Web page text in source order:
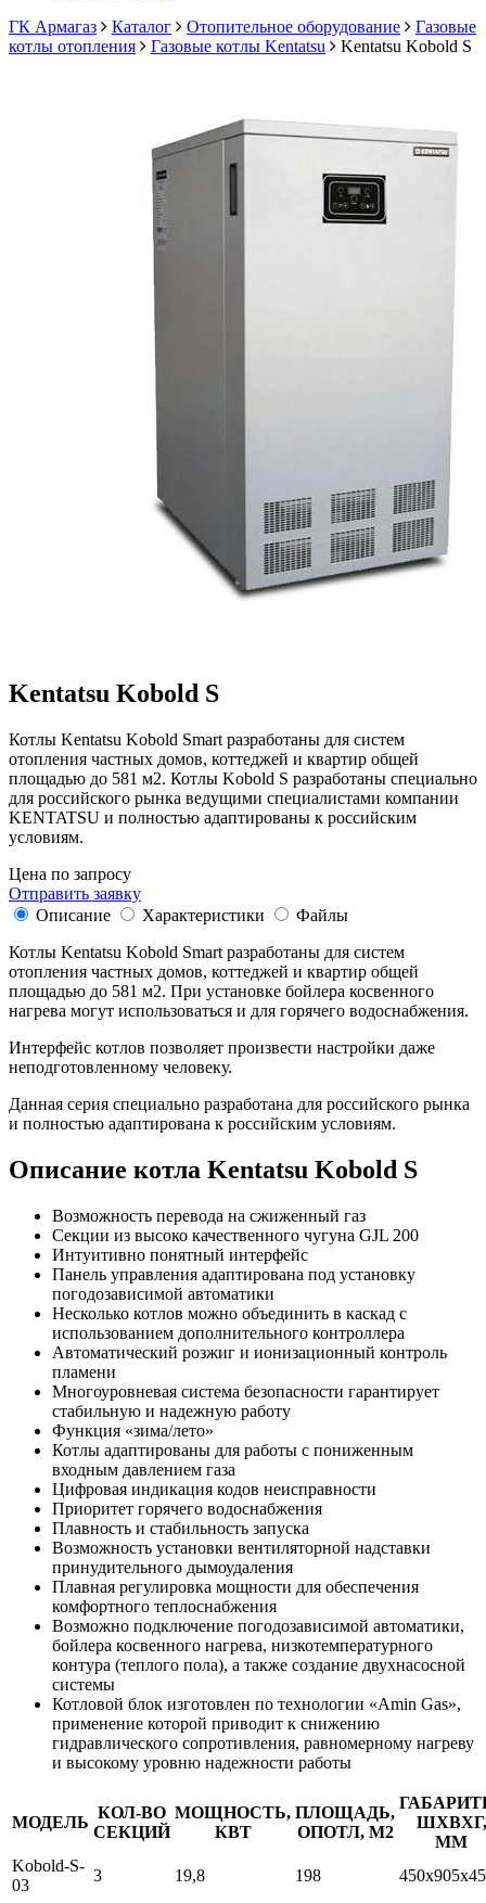
ГК Армагаз
Каталог Отопительное оборудование
Газовые
котлы отопления
Газовые котлы Kentatsu Kentatsu Kobold S
Kentatsu Kobold S
Котлы Kentatsu Kobold Smart разработаны для систем
отопления частных домов, коттеджей и квартир общей
площадью до 581 м2. Котлы Kobold S разработаны специально
для российского рынка ведущими специалистами компании
KENTATSU и полностью адаптированы к российским
условиям.
Цена по запросу
Отправить заявку
Описание
Характеристики
Файлы
Котлы Kentatsu Kobold Smart разработаны для систем
отопления частных домов, коттеджей и квартир общей
площадью до 581 м2. При установке бойлера косвенного
нагрева могут использоваться и для горячего водоснабжения.
Интерфейс котлов позволяет произвести настройки даже
неподготовленному человеку.
Данная серия специально разработана для российского рынка
и полностью адаптирована к российским условиям.
Описание котла Kentatsu Kobold S
Возможность перевода на сжиженный газ
Секции из высоко качественного чугуна GJL 200
Интуитивно понятный интерфейс
Панель управления адаптирована под установку
погодозависимой автоматики
Несколько котлов можно объединить в каскад с
использованием дополнительного контроллера
Автоматический розжиг и ионизационный контроль
пламени
Многоуровневая система безопасности гарантирует
стабильную и надежную работу
Функция «зима/лето»
Котлы адаптированы для работы c пониженным
входным давлением газа
Цифровая индикация кодов неисправности
Приоритет горячего водоснабжения
Плавность и стабильность запуска
Возможность установки вентиляторной надставки
принудительного дымоудаления
Плавная регулировка мощности для обеспечения
комфортного теплоснабжения
Возможно подключение погодозависимой автоматики,
бойлера косвенного нагрева, низкотемпературного
контура (теплого пола), а также создание двухнасосной
системы
Котловой блок изготовлен по технологии «Amin Gas»,
применение которой приводит к снижению
гидравлического сопротивления, равномерному нагреву
и высокому уровню надежности работы
МОДЕЛЬ
КОЛ-ВО
СЕКЦИЙ
МОЩНОСТЬ,
КВТ
ПЛОЩАДЬ,
ОПОТЛ, М2
ШХВХГ,
ММ
Kobold-S-
03
3 19,8 198